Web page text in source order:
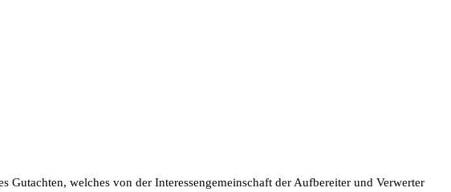
welches von der Interessengemeinschaft der Aufbereiter und Verwerter